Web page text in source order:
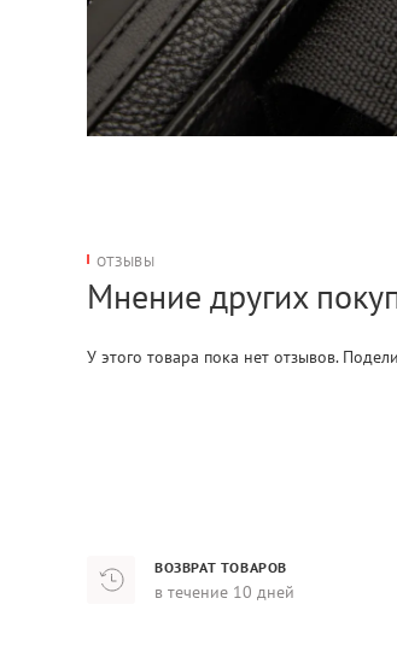
ОТЗЫВЫ
Мнение других
У этого товара пока нет отзывов.
ВОЗВРАТ ТОВАРОВ
в течение 10 дней